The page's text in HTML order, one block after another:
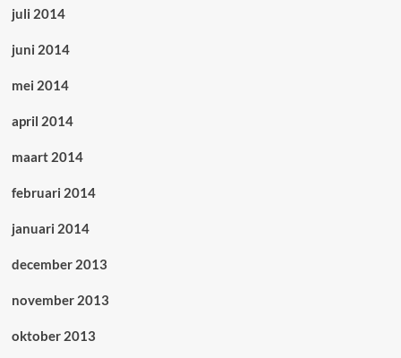
juli 2014
juni 2014
mei 2014
april 2014
maart 2014
februari 2014
januari 2014
december 2013
november 2013
oktober 2013